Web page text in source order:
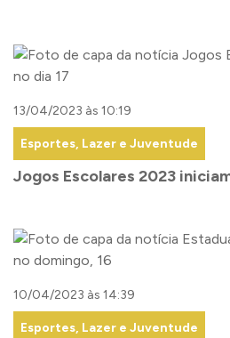
13/04/2023 às 10:19
Esportes, Lazer e Juventude
Jogos Escolares 2023
10/04/2023 às 14:39
Esportes, Lazer e Juventude